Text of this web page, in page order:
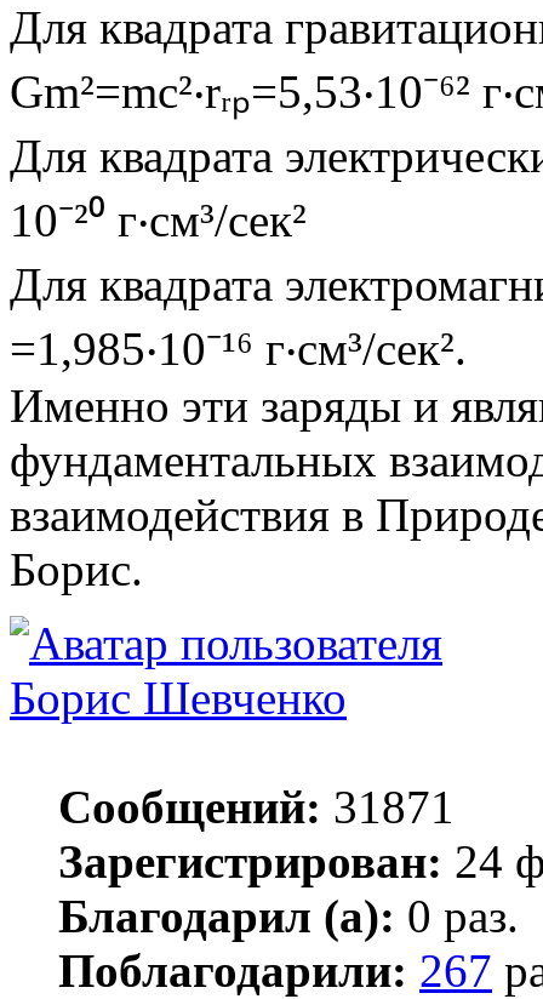
Для квадрата
Gm²=mc²‧rᵣₚ=5,53‧10⁻⁶²
Для квадрата
10⁻²⁰ г‧см³/сек²
Для квадрата
=1,985‧10⁻¹⁶ г‧см³/сек².
Именно эти заряды и
фундаментальных
взаимодействия в
Борис.
Борис Шевченко
Сообщений: 31871
Зарегистрирован: 24
Благодарил (а): 0 раз.
Поблагодарили: 267